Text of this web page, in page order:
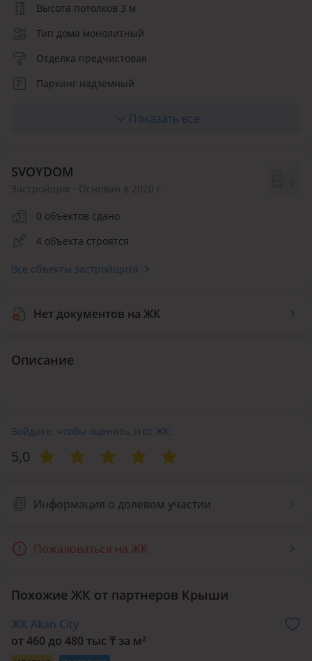
Высота потолков 3 м
Тип дома монолитный
Отделка предчистовая
Паркинг надземный
Количество квартир 302
Детская площадка
Видеонаблюдение
Показать все
SVOYDOM
Застройщик · Основан в 2020 г.
0 объектов сдано
4 объекта строятся
Все объекты застройщика
Нет документов на ЖК
Описание
Войдите, чтобы оценить этот ЖК:
5,0
Информация о долевом участии
Пожаловаться на ЖК
Похожие ЖК от партнеров Крыши
ЖК Akan City
от 460 до 480 тыс ₸ за м²